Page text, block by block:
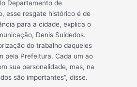
Departamento de
esse resgate histórico é de
para a cidade, explica o
Denis Suidedos.
do trabalho daqueles
pela Prefeitura. Cada um ao
sua personalidade, mas, na
são importantes”, disse.